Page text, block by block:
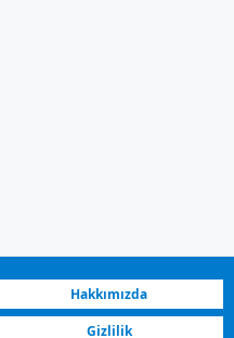
Hakkımızda
Gizlilik